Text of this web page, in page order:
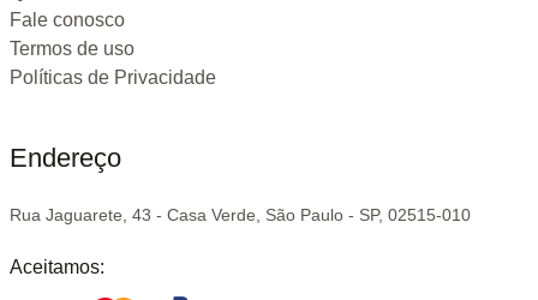
Fale conosco
Termos de uso
Políticas de Privacidade
Endereço
Rua Jaguarete, 43 - Casa Verde, São Paulo - SP, 02515-010
Aceitamos: